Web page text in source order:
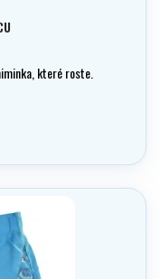
které roste.